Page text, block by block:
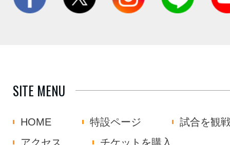
SITE MENU
HOME 特設ページ
試合を観
アクセス
チケットを購入